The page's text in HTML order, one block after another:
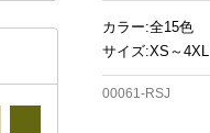
カラー:全15色
サイズ:XS～4XL
00061-RSJ